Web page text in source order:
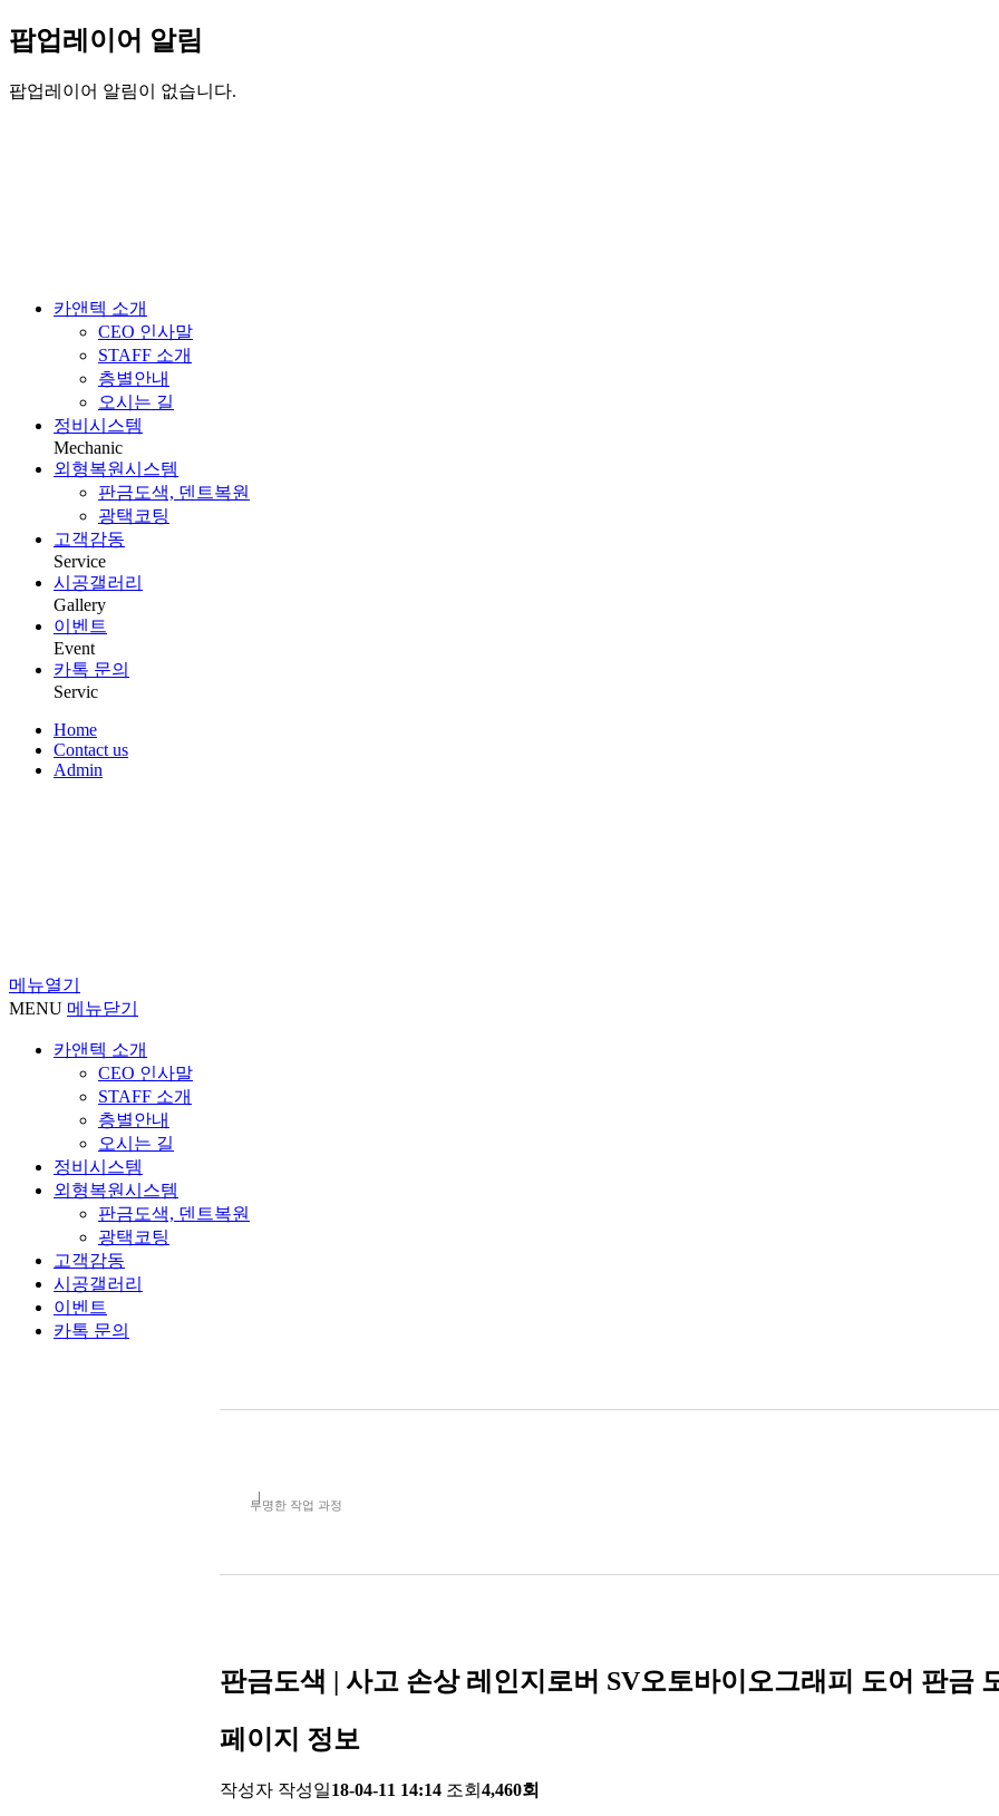
팝업레이어 알림
팝업레이어 알림이 없습니다.
카앤텍 소개
CEO 인사말
STAFF 소개
층별안내
오시는 길
정비시스템
Mechanic
외형복원시스템
판금도색, 덴트복원
광택코팅
고객감동
Service
시공갤러리
Gallery
이벤트
Event
카톡 문의
Servic
Home
Contact us
Admin
메뉴열기
MENU 메뉴닫기
카앤텍 소개
CEO 인사말
STAFF 소개
층별안내
오시는 길
정비시스템
외형복원시스템
판금도색, 덴트복원
광택코팅
고객감동
시공갤러리
이벤트
카톡 문의
투명한 작업 과정
판금도색 | 사고 손상 레인지로버 SV오토바이오그래피 도어 판금
페이지 정보
작성자 작성일18-04-11 14:14 조회 4,460회